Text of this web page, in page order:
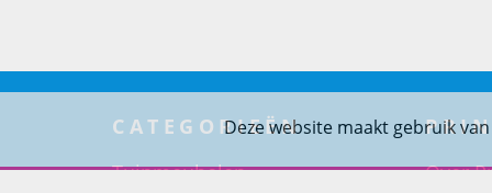
Deze website maakt gebruik
CATEGORIEËN
Tuinmeubelen
Over